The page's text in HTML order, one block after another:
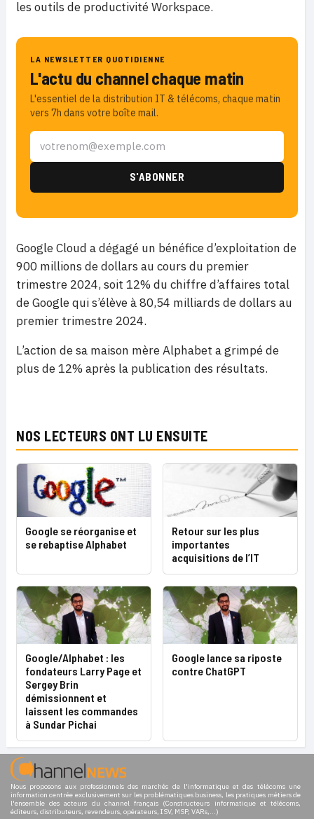
les outils de productivité Workspace.
LA NEWSLETTER QUOTIDIENNE
L'actu du channel chaque matin
L'essentiel de la distribution IT & télécoms, chaque matin
vers 7h dans votre boîte mail.
Google Cloud a dégagé un bénéfice d’exploitation de
900 millions de dollars au cours du premier
trimestre 2024, soit 12% du chiffre d’affaires total
de Google qui s’élève à 80,54 milliards de dollars au
premier trimestre 2024.
L’action de sa maison mère Alphabet a grimpé de
plus de 12% après la publication des résultats.
NOS LECTEURS ONT LU ENSUITE
Google se réorganise et
se rebaptise Alphabet
Retour sur les plus
importantes
acquisitions de l’IT
Google/Alphabet : les
fondateurs Larry Page et
Sergey Brin
démissionnent et
laissent les commandes
à Sundar Pichai
Google lance sa riposte
contre ChatGPT
Nous proposons aux professionnels des marchés de l'informatique et des télécoms une
information centrée exclusivement sur les problématiques business, les pratiques métiers de
l'ensemble des acteurs du channel français (Constructeurs informatique et télécoms,
éditeurs, distributeurs, revendeurs, opérateurs, ISV, MSP, VARs,...)